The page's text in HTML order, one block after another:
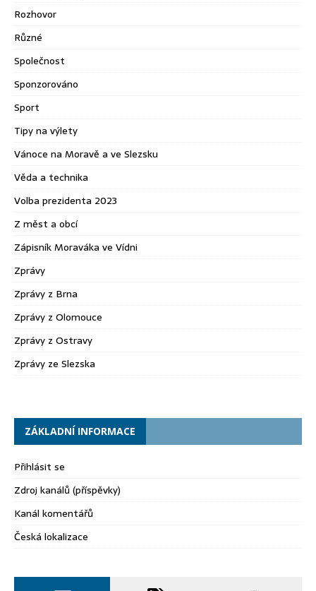
Rozhovor
Různé
Společnost
Sponzorováno
Sport
Tipy na výlety
Vánoce na Moravě a ve Slezsku
Věda a technika
Volba prezidenta 2023
Z měst a obcí
Zápisník Moraváka ve Vídni
Zprávy
Zprávy z Brna
Zprávy z Olomouce
Zprávy z Ostravy
Zprávy ze Slezska
ZÁKLADNÍ INFORMACE
Přihlásit se
Zdroj kanálů (příspěvky)
Kanál komentářů
Česká lokalizace